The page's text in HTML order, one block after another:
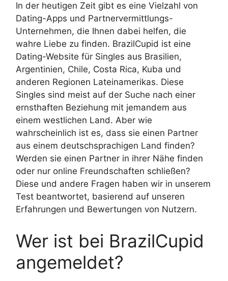
In der heutigen Zeit gibt es eine Vielzahl von
Dating-Apps und Partnervermittlungs-
Unternehmen, die Ihnen dabei helfen, die
wahre Liebe zu finden. BrazilCupid ist eine
Dating-Website für Singles aus Brasilien,
Argentinien, Chile, Costa Rica, Kuba und
anderen Regionen Lateinamerikas. Diese
Singles sind meist auf der Suche nach einer
ernsthaften Beziehung mit jemandem aus
einem westlichen Land. Aber wie
wahrscheinlich ist es, dass sie einen Partner
aus einem deutschsprachigen Land finden?
Werden sie einen Partner in ihrer Nähe finden
oder nur online Freundschaften schließen?
Diese und andere Fragen haben wir in unserem
Test beantwortet, basierend auf unseren
Erfahrungen und Bewertungen von Nutzern.
Wer ist bei BrazilCupid
angemeldet?